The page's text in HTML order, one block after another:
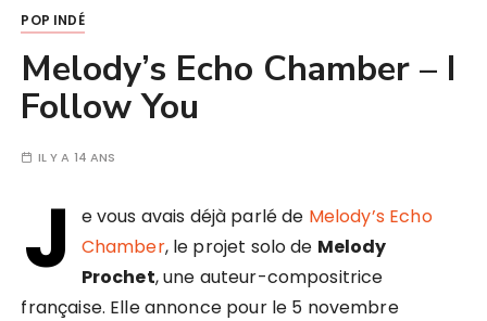
POP INDÉ
Melody’s Echo Chamber – I
Follow You
IL Y A 14 ANS
J e vous avais déjà parlé de Melody’s Echo
Chamber, le projet solo de Melody
Prochet, une auteur-compositrice
française. Elle annonce pour le 5 novembre